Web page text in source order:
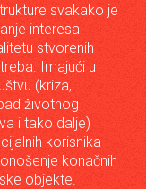
svakako je
interesa
stvorenih
Imajući u
(kriza,
životnog
i tako dalje)
korisnika
konačnih
objekte.